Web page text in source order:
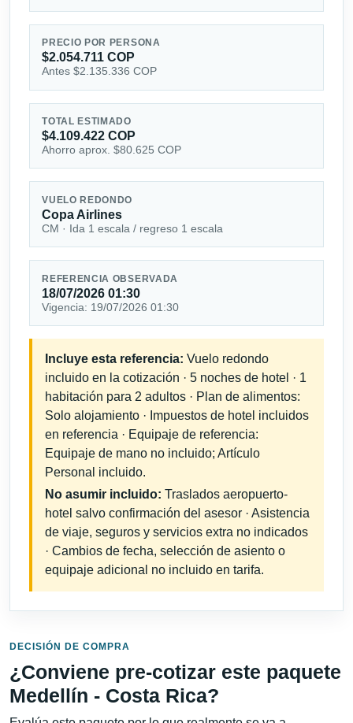
PRECIO POR PERSONA
$2.054.711 COP
Antes $2.135.336 COP
TOTAL ESTIMADO
$4.109.422 COP
Ahorro aprox. $80.625 COP
VUELO REDONDO
Copa Airlines
CM · Ida 1 escala / regreso 1 escala
REFERENCIA OBSERVADA
18/07/2026 01:30
Vigencia: 19/07/2026 01:30
Incluye esta referencia: Vuelo redondo
incluido en la cotización · 5 noches de hotel · 1
habitación para 2 adultos · Plan de alimentos:
Solo alojamiento · Impuestos de hotel incluidos
en referencia · Equipaje de referencia:
Equipaje de mano no incluido; Artículo
Personal incluido.
No asumir incluido: Traslados aeropuerto-
hotel salvo confirmación del asesor · Asistencia
de viaje, seguros y servicios extra no indicados
· Cambios de fecha, selección de asiento o
equipaje adicional no incluido en tarifa.
DECISIÓN DE COMPRA
¿Conviene pre-cotizar este paquete
Medellín - Costa Rica?